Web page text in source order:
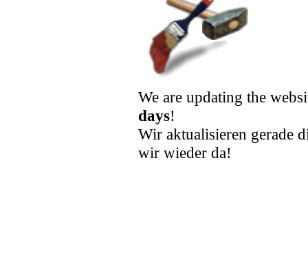
We are updating the
days!
Wir aktualisieren gerade
wir wieder da!